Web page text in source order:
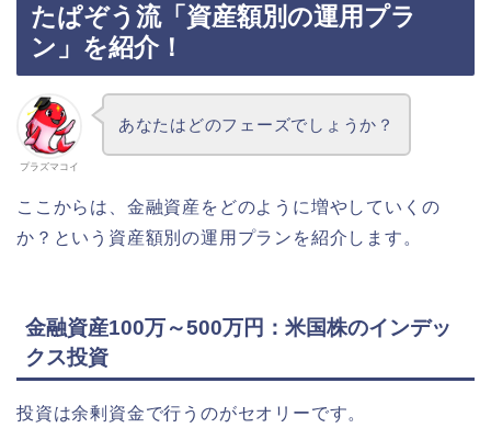
たぱぞう流「資産額別の運用プラ
ン」を紹介！
プラズマコイ
あなたはどのフェーズでしょうか？
ここからは、金融資産をどのように増やしていくの
か？という資産額別の運用プランを紹介します。
金融資産100万～500万円：米国株のインデッ
クス投資
投資は余剰資金で行うのがセオリーです。